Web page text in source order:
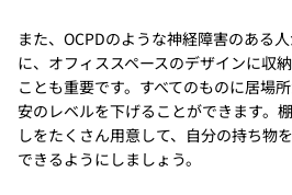
また、OCPDのような神経障害のある
に、オフィススペースのデザインに収
ことも重要です。すべてのものに居場
安のレベルを下げることができます。
しをたくさん用意して、自分の持ち物
できるようにしましょう。